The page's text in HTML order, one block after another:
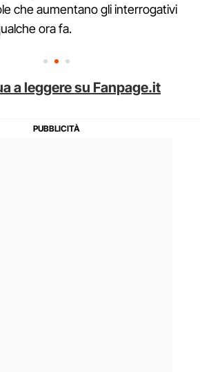
che aumentano gli interrogativi
ora fa.
a leggere su Fanpage.it